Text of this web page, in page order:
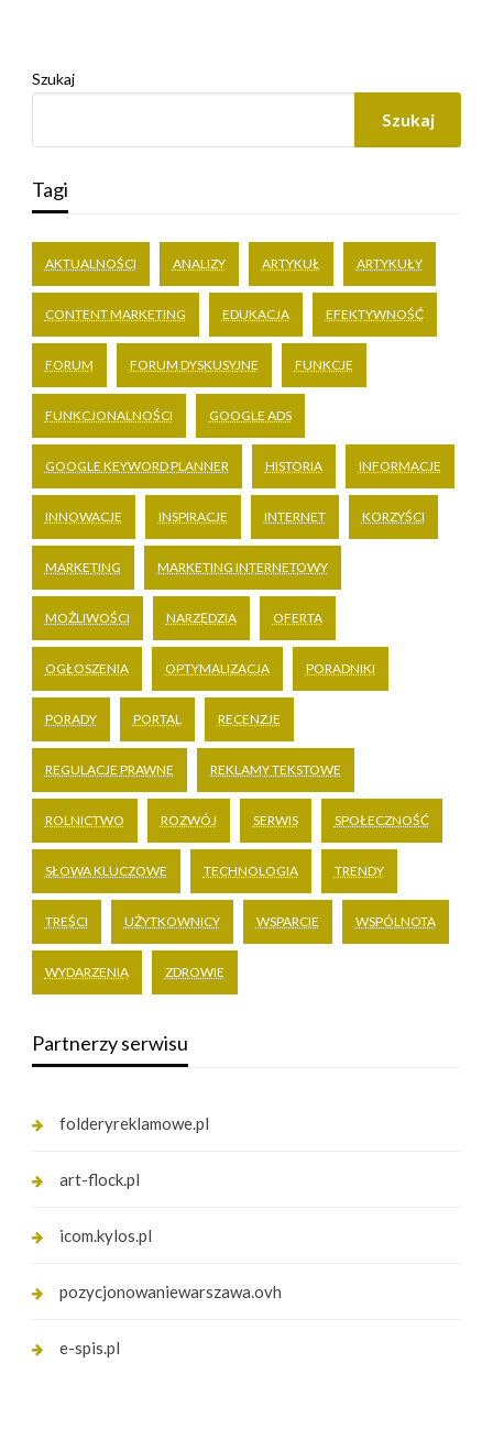
Szukaj
Szukaj
Tagi
AKTUALNOŚCI ANALIZY ARTYKUŁ ARTYKUŁY
CONTENT MARKETING EDUKACJA EFEKTYWNOŚĆ
FORUM FORUM DYSKUSYJNE FUNKCJE
FUNKCJONALNOŚCI GOOGLE ADS
GOOGLE KEYWORD PLANNER HISTORIA INFORMACJE
INNOWACJE INSPIRACJE INTERNET KORZYŚCI
MARKETING MARKETING INTERNETOWY
MOŻLIWOŚCI NARZĘDZIA OFERTA
OGŁOSZENIA OPTYMALIZACJA PORADNIKI
PORADY PORTAL RECENZJE
REGULACJE PRAWNE REKLAMY TEKSTOWE
ROLNICTWO ROZWÓJ SERWIS SPOŁECZNOŚĆ
SŁOWA KLUCZOWE TECHNOLOGIA TRENDY
TREŚCI UŻYTKOWNICY WSPARCIE WSPÓLNOTA
WYDARZENIA ZDROWIE
Partnerzy serwisu
folderyreklamowe.pl
art-flock.pl
icom.kylos.pl
pozycjonowaniewarszawa.ovh
e-spis.pl